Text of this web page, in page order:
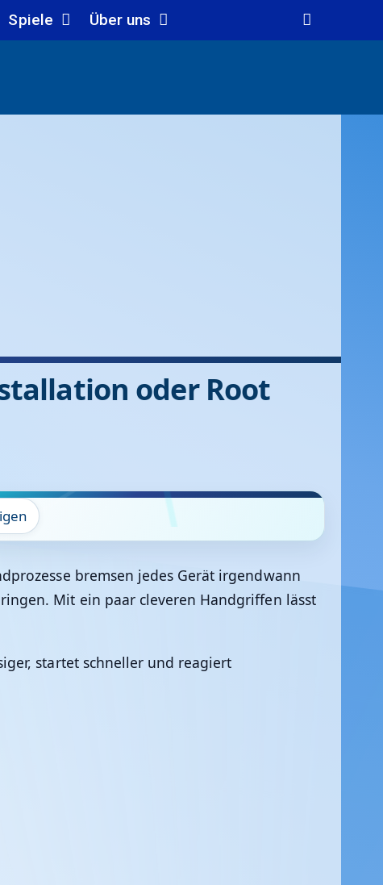
Spiele Über uns
oder Root
bremsen jedes Gerät irgendwann
Mit ein paar cleveren Handgriffen lässt
startet schneller und reagiert